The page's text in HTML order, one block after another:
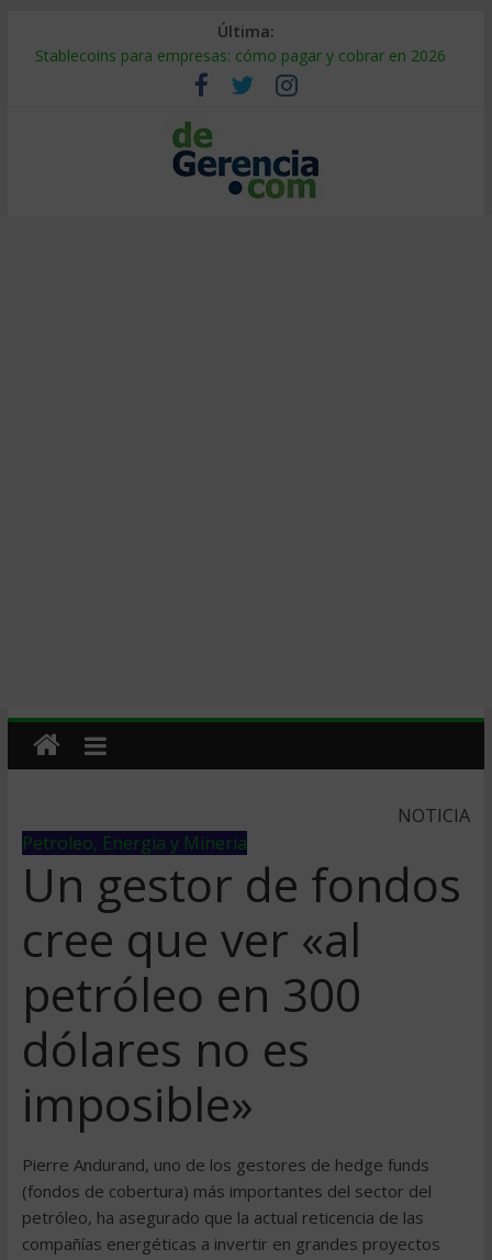
Última:
Stablecoins para empresas: cómo pagar y cobrar en 2026
Despido silencioso: qué es y por qué sale tan caro
IA en selección de personal: cómo auditarla a tiempo
Trabajo forzoso en la cadena de suministro: qué hacer
Mercado hispano de EE. UU.: cómo segmentarlo y venderle
NOTICIA
Petroleo, Energia y Mineria
Un gestor de fondos
cree que ver «al
petróleo en 300
dólares no es
imposible»
Pierre Andurand, uno de los gestores de hedge funds
(fondos de cobertura) más importantes del sector del
petróleo, ha asegurado que la actual reticencia de las
compañías energéticas a invertir en grandes proyectos